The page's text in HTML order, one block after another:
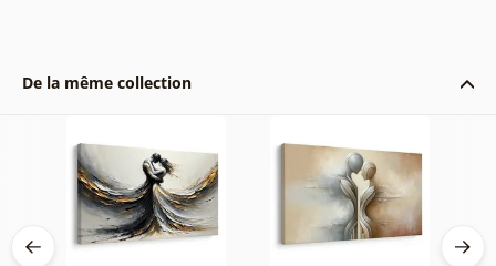
De la même collection